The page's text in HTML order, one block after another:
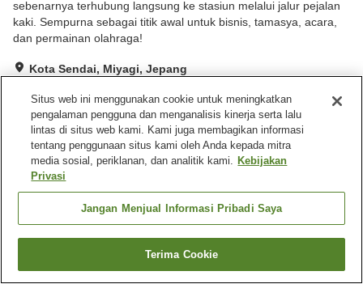
sebenarnya terhubung langsung ke stasiun melalui jalur pejalan
kaki. Sempurna sebagai titik awal untuk bisnis, tamasya, acara,
dan permainan olahraga!
Kota Sendai, Miyagi, Jepang
Hebat Ulasan:573
Fasilitas properti
Tempat parkir
Beranda Jepang Miyagi
Kota Sendai
APA Hotel <TKP Sendai-Ekikita>Cari kamar
Situs web ini menggunakan cookie untuk meningkatkan
pengalaman pengguna dan menganalisis kinerja serta lalu
lintas di situs web kami. Kami juga membagikan informasi
tentang penggunaan situs kami oleh Anda kepada mitra
media sosial, periklanan, dan analitik kami. Kebijakan
Privasi
Jangan Menjual Informasi Pribadi Saya
Terima Cookie